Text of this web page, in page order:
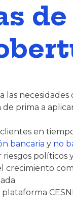
las
prima a
en
bancaria y no
riesgos políticos
crecimiento